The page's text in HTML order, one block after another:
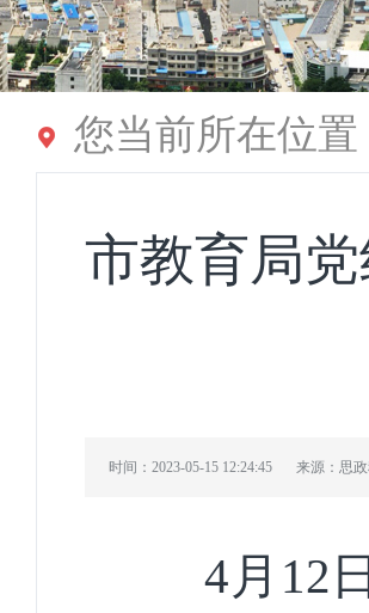
您当前所在位置
市教育局
时间：2023-05-15 12:24:45 来源：思
4月12